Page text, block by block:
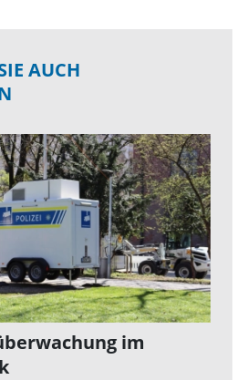
AUCH
im